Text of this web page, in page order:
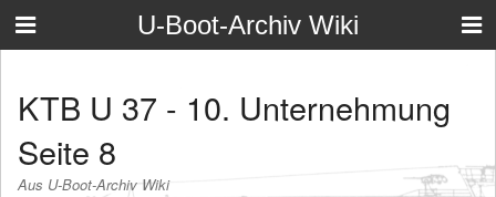
U-Boot-Archiv Wiki
KTB U 37 - 10. Unternehmung
Seite 8
Aus U-Boot-Archiv Wiki